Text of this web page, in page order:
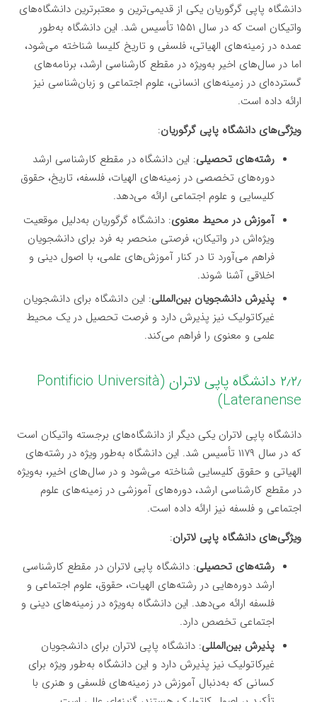
دانشگاه پاپی گرگوریان یکی از قدیمی‌ترین و معتبرترین دانشگاه‌های
واتیکان است که در سال ۱۵۵۱ تأسیس شد. این دانشگاه به‌طور
عمده در زمینه‌های الهیاتی، فلسفی و تاریخ کلیسا شناخته می‌شود،
اما در سال‌های اخیر به‌ویژه در مقطع کارشناسی ارشد، برنامه‌های
گسترده‌ای در زمینه‌های انسانی، علوم اجتماعی و زبان‌شناسی نیز
ارائه داده است.
ویژگی‌های دانشگاه پاپی گرگوریان:
رشته‌های تحصیلی: این دانشگاه در مقطع کارشناسی ارشد
دوره‌های تخصصی در زمینه‌های الهیات، فلسفه، تاریخ، حقوق
کلیسایی و علوم اجتماعی ارائه می‌دهد.
آموزش در محیط معنوی: دانشگاه گرگوریان به‌دلیل موقعیت
ویژه‌اش در واتیکان، فرصتی منحصر به فرد برای دانشجویان
فراهم می‌آورد تا در کنار آموزش‌های علمی، با اصول دینی و
اخلاقی آشنا شوند.
پذیرش دانشجویان بین‌المللی: این دانشگاه برای دانشجویان
غیرکاتولیک نیز پذیرش دارد و فرصت تحصیل در یک محیط
علمی و معنوی را فراهم می‌کند.
۲٫۲٫ دانشگاه پاپی لاتران (Pontificio Università
Lateranense)
دانشگاه پاپی لاتران یکی دیگر از دانشگاه‌های برجسته واتیکان است
که در سال ۱۱۷۹ تأسیس شد. این دانشگاه به‌طور ویژه در رشته‌های
الهیاتی و حقوق کلیسایی شناخته می‌شود و در سال‌های اخیر، به‌ویژه
در مقطع کارشناسی ارشد، دوره‌های آموزشی در زمینه‌های علوم
اجتماعی و فلسفه نیز ارائه داده است.
ویژگی‌های دانشگاه پاپی لاتران:
رشته‌های تحصیلی: دانشگاه پاپی لاتران در مقطع کارشناسی
ارشد دوره‌هایی در رشته‌های الهیات، حقوق، علوم اجتماعی و
فلسفه ارائه می‌دهد. این دانشگاه به‌ویژه در زمینه‌های دینی و
اجتماعی تخصص دارد.
پذیرش بین‌المللی: دانشگاه پاپی لاتران برای دانشجویان
غیرکاتولیک نیز پذیرش دارد و این دانشگاه به‌طور ویژه برای
کسانی که به‌دنبال آموزش در زمینه‌های فلسفی و هنری با